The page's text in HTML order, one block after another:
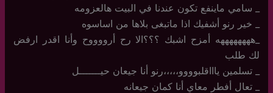
_ سامي ماينفع تكون عندنا في البيت هالعزومه
_ خير رنو أشفيك اذا ماتبغى بلاها من اساسوه
_ههههههههه أمزح اشبك ؟؟؟الا رح أرووووح وأنا اقدر ارفض
لك طلب
_ تسلمين ياااقلبوووو،،،،،رنو أنا جيعان حيـــــــل
_ تعال أفطر معاي أنا كمان جيعانه